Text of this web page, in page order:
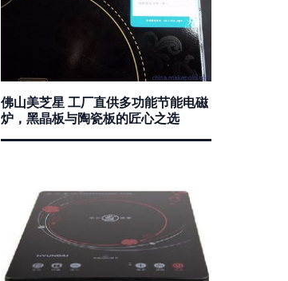
佛山美芝星 工厂直供多功能节能电磁
炉，黑晶板与陶瓷板的匠心之选